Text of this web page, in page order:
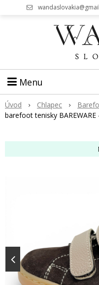
Menu
Úvod Chlapec
barefoot tenisky BAREWARE